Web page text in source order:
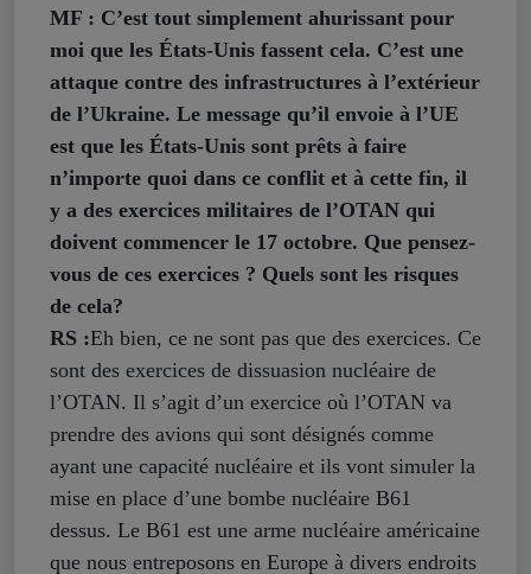
MF : C’est tout simplement ahurissant pour
moi que les États-Unis fassent cela. C’est une
attaque contre des infrastructures à l’extérieur
de l’Ukraine. Le message qu’il envoie à l’UE
est que les États-Unis sont prêts à faire
n’importe quoi dans ce conflit et à cette fin, il
y a des exercices militaires de l’OTAN qui
doivent commencer le 17 octobre. Que pensez-
vous de ces exercices ? Quels sont les risques
de cela?
RS :Eh bien, ce ne sont pas que des exercices. Ce
sont des exercices de dissuasion nucléaire de
l’OTAN. Il s’agit d’un exercice où l’OTAN va
prendre des avions qui sont désignés comme
ayant une capacité nucléaire et ils vont simuler la
mise en place d’une bombe nucléaire B61
dessus. Le B61 est une arme nucléaire américaine
que nous entreposons en Europe à divers endroits